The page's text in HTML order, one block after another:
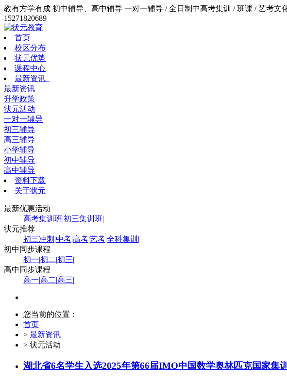
教有方学有成 初中辅导、高中辅导 一对一辅导 / 全日制中高考集训 / 班课 / 艺考文
15271820689
首页
校区分布
状元优势
课程中心
最新资讯
最新资讯
升学政策
状元活动
一对一辅导
初三辅导
高三辅导
小学辅导
初中辅导
高中辅导
资料下载
关于状元
最新优惠活动
高考集训班|初三集训班|
状元推荐
初三冲刺 |中考|高考|艺考|全科集训 |
初中同步课程
初一|初二|初三|
高中同步课程
高一|高二|高三|
您当前的位置：
首页
> 最新资讯
> 状元活动
湖北省6名学生入选2025年第66届IMO中国数学奥林匹克国家集